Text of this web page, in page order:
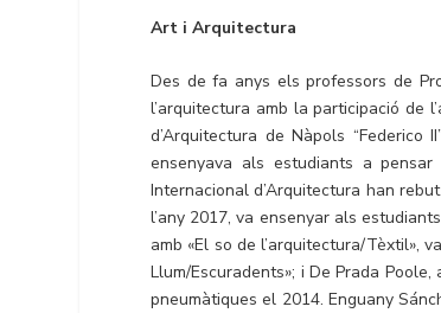
Art i Arquitectura
Des de fa anys els professors de
l’arquitectura amb la participació de
d’Arquitectura de Nàpols
ensenyava als estudiants a
Internacional d’Arquitectura han
l’any 2017, va ensenyar als
amb «El so de l’arquitectura/Tèxtil»,
Llum/Escuradents»; i De Prada
pneumàtiques el 2014. Enguany